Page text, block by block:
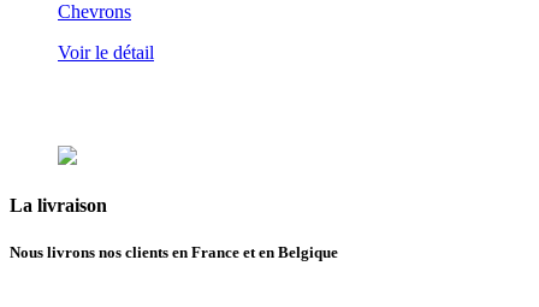
Chevrons
Voir le détail
La livraison
Nous livrons nos clients en France et en Belgique